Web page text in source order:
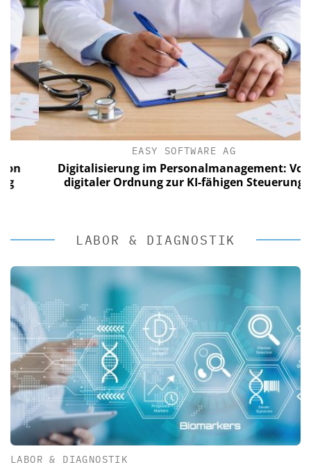
EASY SOFTWARE AG
Digitalisierung im Personalmanagement: Von
digitaler Ordnung zur KI-fähigen Steuerung
LABOR & DIAGNOSTIK
LABOR & DIAGNOSTIK